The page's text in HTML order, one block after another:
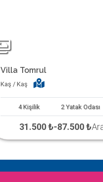
Villa Tomrul
Kaş / Kaş
4 Kişilik 2 Yatak Odası
31.500 ₺-87.500 ₺